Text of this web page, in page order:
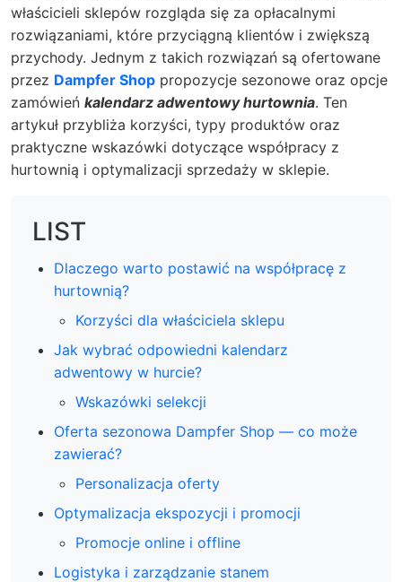
właścicieli sklepów rozgląda się za opłacalnymi
rozwiązaniami, które przyciągną klientów i zwiększą
przychody. Jednym z takich rozwiązań są ofertowane
przez Dampfer Shop propozycje sezonowe oraz opcje
zamówień kalendarz adwentowy hurtownia. Ten
artykuł przybliża korzyści, typy produktów oraz
praktyczne wskazówki dotyczące współpracy z
hurtownią i optymalizacji sprzedaży w sklepie.
LIST
Dlaczego warto postawić na współpracę z
hurtownią?
Korzyści dla właściciela sklepu
Jak wybrać odpowiedni kalendarz
adwentowy w hurcie?
Wskazówki selekcji
Oferta sezonowa Dampfer Shop — co może
zawierać?
Personalizacja oferty
Optymalizacja ekspozycji i promocji
Promocje online i offline
Logistyka i zarządzanie stanem